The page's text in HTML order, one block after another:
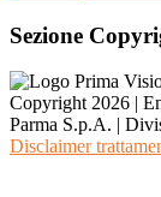
Sezione
Copyright 2026 |
Parma S.p.A. |
Disclaimer